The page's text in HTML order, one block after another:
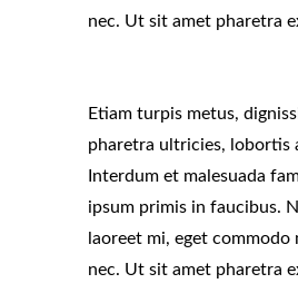
nec. Ut sit amet pharetra
Etiam turpis metus,
pharetra ultricies, lobortis
Interdum et malesuada
ipsum primis in faucibus.
laoreet mi, eget commodo
nec. Ut sit amet pharetra